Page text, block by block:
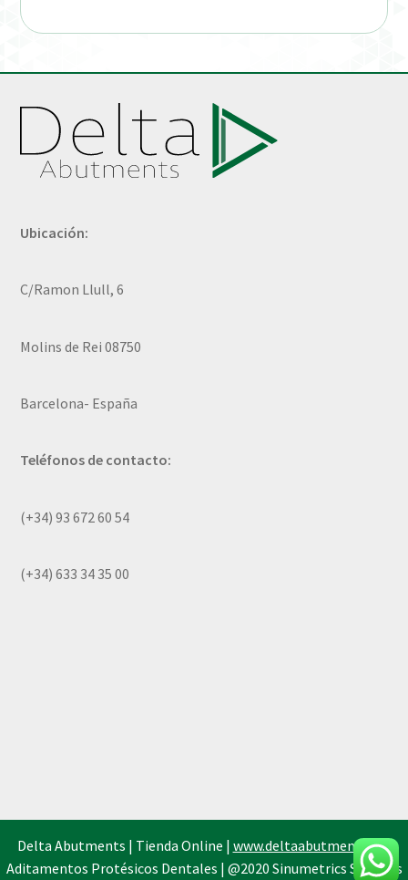
Ubicación:
C/Ramon Llull, 6
Molins de Rei 08750
Barcelona- España
Teléfonos de contacto:
(+34) 93 672 60 54
(+34) 633 34 35 00
Delta Abutments | Tienda Online | www.deltaabutments.es|
Aditamentos Protésicos Dentales | @2020 Sinumetrics Systems